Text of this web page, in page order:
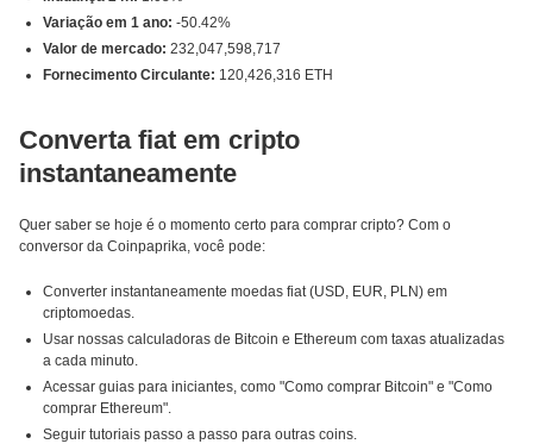
Variação em 1 ano: -50.42%
Valor de mercado: 232,047,598,717
Fornecimento Circulante: 120,426,316 ETH
Converta fiat em cripto
instantaneamente
Quer saber se hoje é o momento certo para comprar cripto? Com o
conversor da Coinpaprika, você pode:
Converter instantaneamente moedas fiat (USD, EUR, PLN) em
criptomoedas.
Usar nossas calculadoras de Bitcoin e Ethereum com taxas atualizadas
a cada minuto.
Acessar guias para iniciantes, como "Como comprar Bitcoin" e "Como
comprar Ethereum".
Seguir tutoriais passo a passo para outras coins.